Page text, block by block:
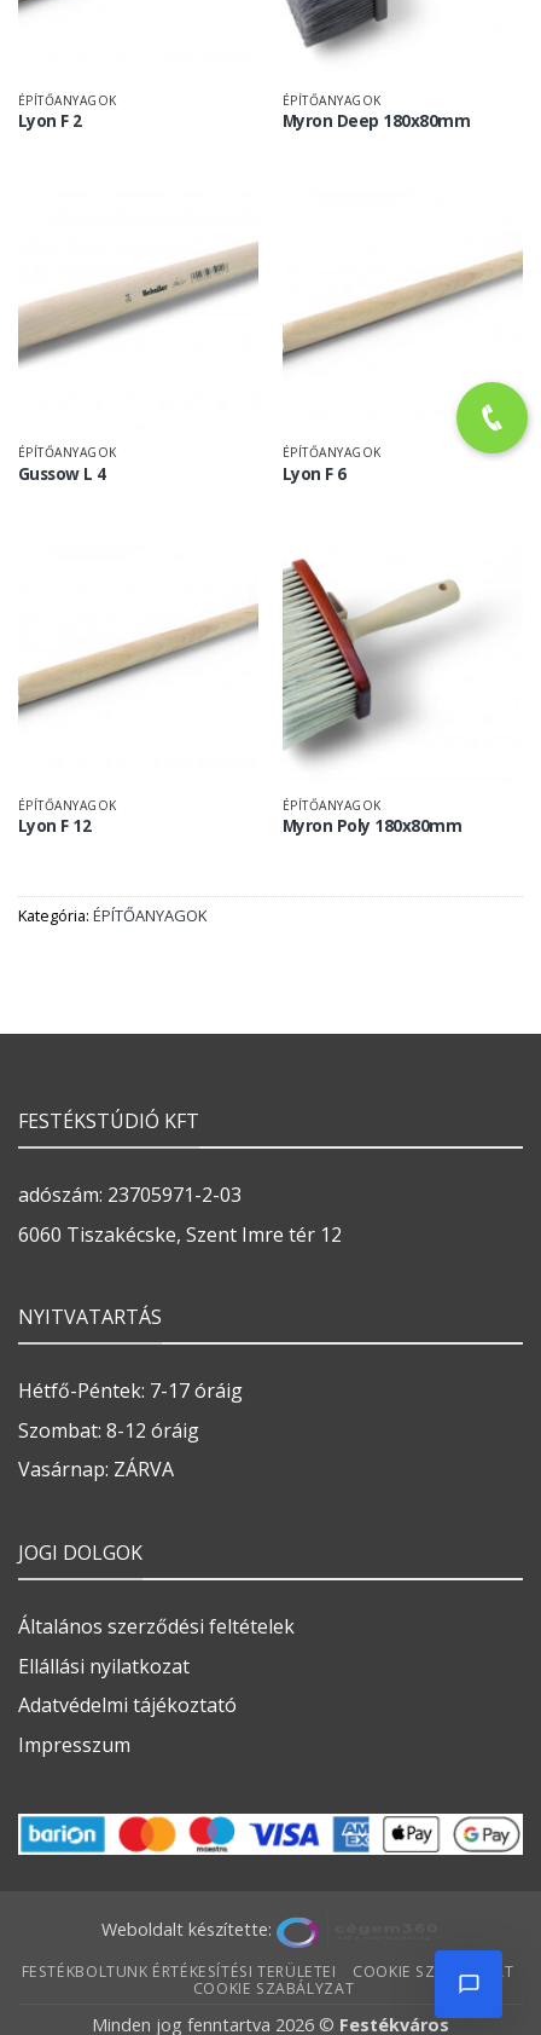
ÉPÍTŐANYAGOK
Lyon F 2
ÉPÍTŐANYAGOK
Myron Deep 180x80mm
ÉPÍTŐANYAGOK
Gussow L 4
ÉPÍTŐANYAGOK
Lyon F 6
ÉPÍTŐANYAGOK
Lyon F 12
ÉPÍTŐANYAGOK
Myron Poly 180x80mm
Kategória: ÉPÍTŐANYAGOK
FESTÉKSTÚDIÓ KFT
adószám: 23705971-2-03
6060 Tiszakécske, Szent Imre tér 12
NYITVATARTÁS
Hétfő-Péntek: 7-17 óráig
Szombat: 8-12 óráig
Vasárnap: ZÁRVA
JOGI DOLGOK
Általános szerződési feltételek
Ellállási nyilatkozat
Adatvédelmi tájékoztató
Impresszum
Weboldalt készítette:
FESTÉKBOLTUNK ÉRTÉKESÍTÉSI TERÜLETEI
COOKIE SZABÁLYZAT
COOKIE SZABÁLYZAT
Minden jog fenntartva 2026 © Festékváros